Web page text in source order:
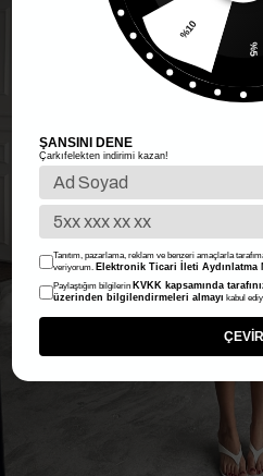
%5
%10
ŞANSINI DENE
Çarkıfelekten indirimi kazan!
Tanıtım, pazarlama, reklam ve benzeri amaçlarla
veriyorum. Elektronik Ticari İleti Aydınlatma
Paylaştığım bilgilerin KVKK kapsamında
üzerinden bilgilendirmeleri almayı kabul
ÇEVİR